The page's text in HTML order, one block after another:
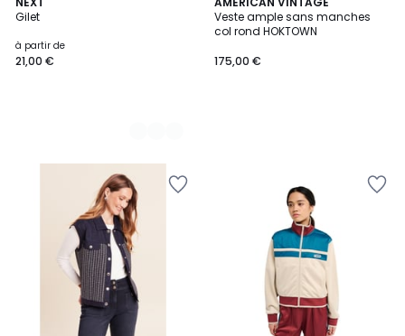
Gilet
à partir de
21,00 €
8
Couleurs
Veste ample sans manches
col rond HOKTOWN
175,00 €